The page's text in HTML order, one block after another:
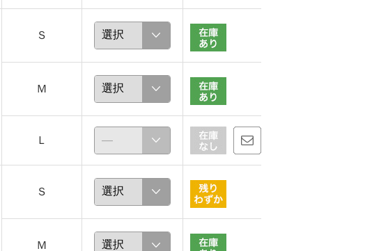
Ｓ
Ｍ
Ｌ
Ｓ
Ｍ